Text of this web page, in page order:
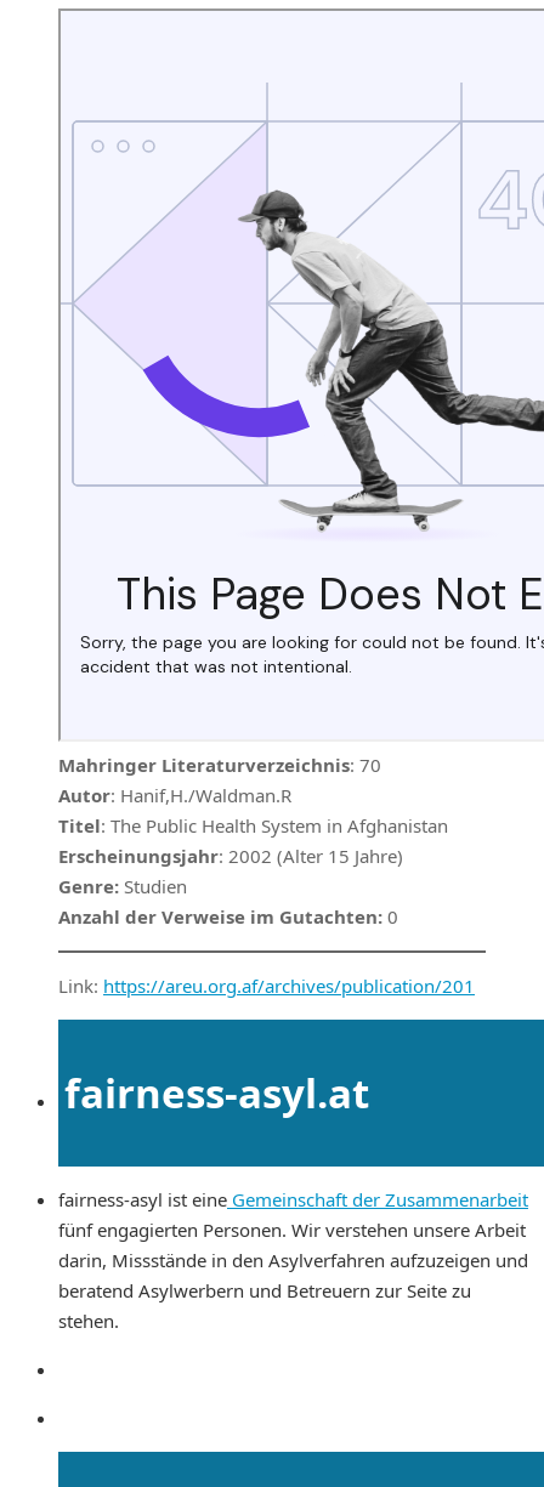
Mahringer Literaturverzeichnis: 70
Autor: Hanif,H./Waldman.R
Titel: The Public Health System in Afghanistan
Erscheinungsjahr: 2002 (Alter 15 Jahre)
Genre: Studien
Anzahl der Verweise im Gutachten: 0
Link: https://areu.org.af/archives/publication/201
fairness-asyl.at
fairness-asyl ist eine Gemeinschaft der Zusammenarbeit
fünf engagierten Personen. Wir verstehen unsere Arbeit
darin, Missstände in den Asylverfahren aufzuzeigen und
beratend Asylwerbern und Betreuern zur Seite zu
stehen.